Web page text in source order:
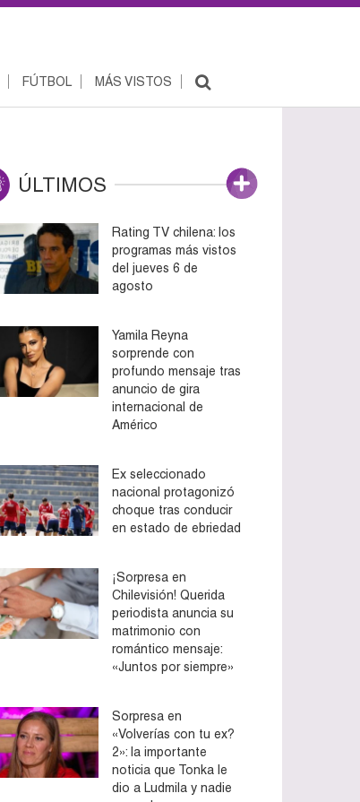
FÚTBOL MÁS VISTOS
ÚLTIMOS
Rating TV chilena: los
programas más vistos
del jueves 6 de
agosto
Yamila Reyna
sorprende con
profundo mensaje tras
anuncio de gira
internacional de
Américo
Ex seleccionado
nacional protagonizó
choque tras conducir
en estado de ebriedad
¡Sorpresa en
Chilevisión! Querida
periodista anuncia su
matrimonio con
romántico mensaje:
«Juntos por siempre»
Sorpresa en
«Volverías con tu ex?
2»: la importante
noticia que Tonka le
dio a Ludmila y nadie